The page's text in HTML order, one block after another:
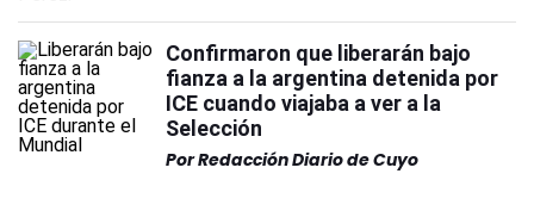
Confirmaron que liberarán bajo
fianza a la argentina detenida por
ICE cuando viajaba a ver a la
Selección
PorRedacción Diario de Cuyo